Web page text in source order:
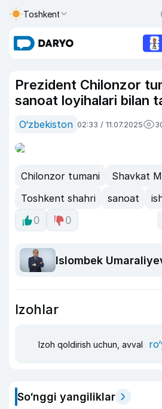
Toshkent
Prezident Chilonzor
sanoat loyihalari bilan
O‘zbekiston 02:33 / 11.07.2025
Chilonzor tumani
Shavkat
Toshkent shahri
sanoat
0
0
Islombek
Izohlar
Izoh qoldirish uchun, avval
So‘nggi yangiliklar